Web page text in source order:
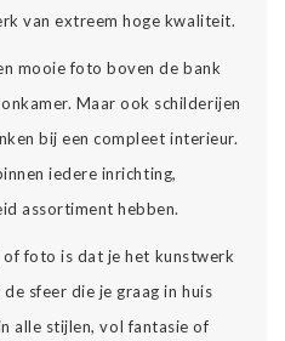
van extreem hoge kwaliteit.
mooie foto boven de bank
Maar ook schilderijen
bij een compleet interieur.
iedere inrichting,
assortiment hebben.
foto is dat je het kunstwerk
sfeer die je graag in huis
alle stijlen, vol fantasie of